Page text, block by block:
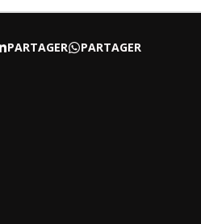
PARTAGER PARTAGER